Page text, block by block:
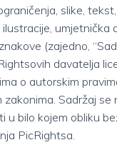
slike,
umjetnička
(zajedno,
davatelja
o autorskim
zakonima. Sadržaj se
u bilo kojem obliku
PicRightsa.